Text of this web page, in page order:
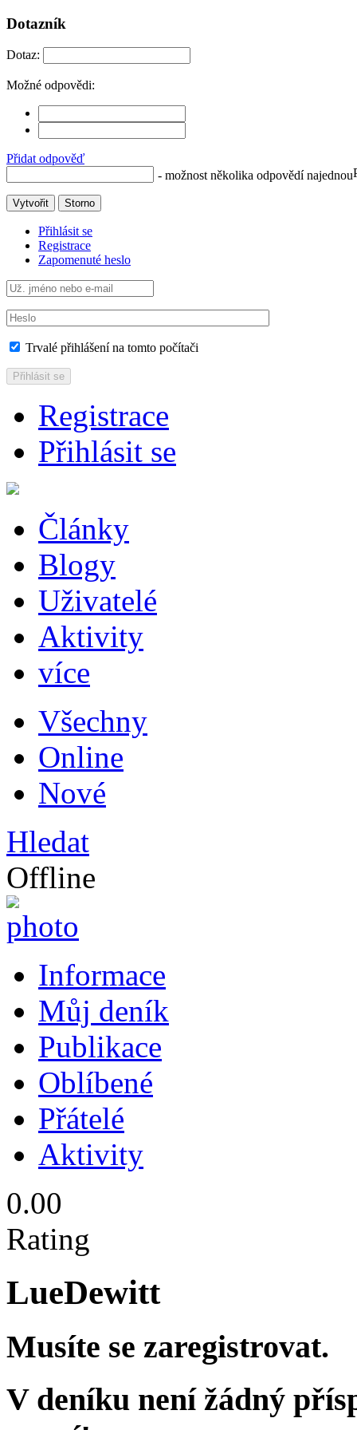
Dotazník
Dotaz:
Možné odpovědi:
Přidat odpověď
- možnost několika odpovědí najednou
Vytvořit Storno
Přihlásit se
Registrace
Zapomenuté heslo
Trvalé přihlášení na tomto počítači
Přihlásit se
Registrace
Přihlásit se
Články
Blogy
Uživatelé
Aktivity
více
Všechny
Online
Nové
Hledat
Offline
Informace
Můj deník
Publikace
Oblíbené
Přátelé
Aktivity
0.00
Rating
LueDewitt
Musíte se zaregistrovat.
V deníku není žádný